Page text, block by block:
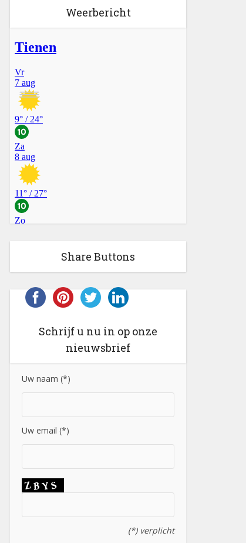
Weerbericht
Share Buttons
Schrijf u nu in op onze
nieuwsbrief
Uw naam (*)
Uw email (*)
(*) verplicht